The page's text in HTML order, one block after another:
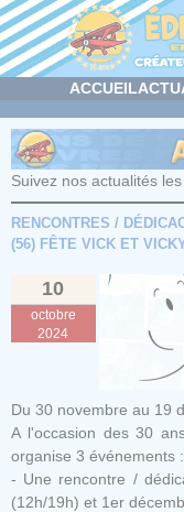
ACCUEIL
Suivez nos actualités
RENCONTRES /
(56) FÊTE VICK ET
10
octobre
2024
Du 30 novembre au 19
A l'occasion des 30
organise 3 événements :
- Une rencontre /
(12h/19h) et 1er
Panneau de gestion des